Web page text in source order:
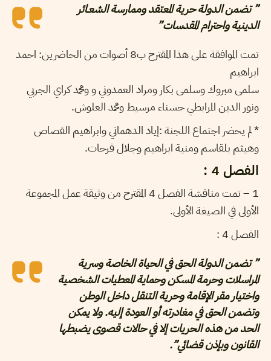
” تضمن الدولة حرية المعتقد وممارسة الشعـائر
الدينية واحترام المقدسات”
تمت الموافقة على هذا المقترح ب8 أصوات من الحاضرين: احمد
ابراهيم
سلمى مبروك وسلمى بكار ومراد العمدوني و ومحمد كراي الجربي
ونور الدين المرابطي حسناء مرسيط ومحمد العلوش.
* لم يحضر اجتماع اللجنة :إياد الدهماني وابراهيم القصاص
وهيثم بلقاسم ومنية ابراهيم وجلال فرحات.
الفصل 4 :
1 – تمت مناقشة الفصل 4 المقترح من وثيقة عمل المجموعة
الأولى في الصيغة الأولى.
الفصل 4 :
” تضمن الدولة الحق في الحياة الخاصة وسرية
المراسلات وحرمة المسكن وحماية المعطيات الشخصية
واختيار مقر الإقامة وحرية التنقل داخل الوطن
وتضمن الحق في مغادرته أو العودة إليه. ولا يمكن
الحد من هذه الحريات إلا في حالات قصوى يضبطها
القانون وبإذن قضائي”.